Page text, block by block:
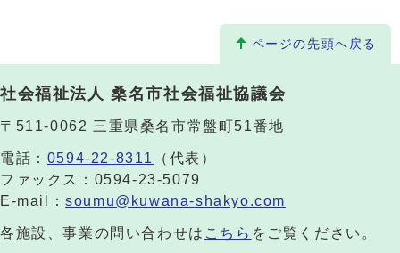
ページの先頭へ戻る
社会福祉法人 桑名市社会福祉協議会
〒511-0062 三重県桑名市常盤町51番地
電話： 0594-22-8311
（代表）
ファックス：0594-23-5079
E-mail：soumu@kuwana-shakyo.com
各施設、事業の問い合わせは こちら をご覧ください。